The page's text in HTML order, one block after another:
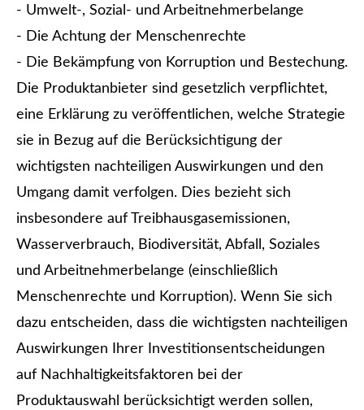
- Umwelt-, Sozial- und Arbeitnehmerbelange
- Die Achtung der Menschenrechte
- Die Bekämpfung von Korruption und Bestechung.
Die Produktanbieter sind gesetzlich verpflichtet,
eine Erklärung zu veröffentlichen, welche Strategie
sie in Bezug auf die Berücksichtigung der
wichtigsten nachteiligen Auswirkungen und den
Umgang damit verfolgen. Dies bezieht sich
insbesondere auf Treibhausgasemissionen,
Wasserverbrauch, Biodiversität, Abfall, Soziales
und Arbeitnehmerbelange (einschließlich
Menschenrechte und Korruption). Wenn Sie sich
dazu entscheiden, dass die wichtigsten nachteiligen
Auswirkungen Ihrer Investitionsentscheidungen
auf Nachhaltigkeitsfaktoren bei der
Produktauswahl berücksichtigt werden sollen,